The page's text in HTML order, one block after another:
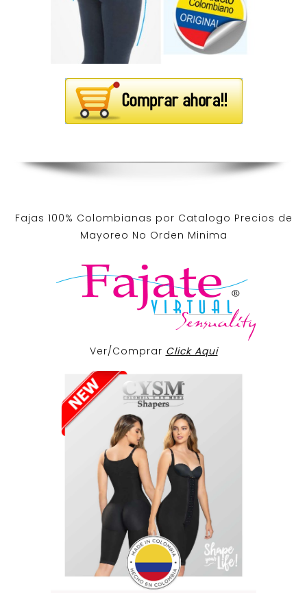
Fajas 100% Colombianas por Catalogo Precios de
Mayoreo No Orden Minima
Ver/Comprar Click Aqui